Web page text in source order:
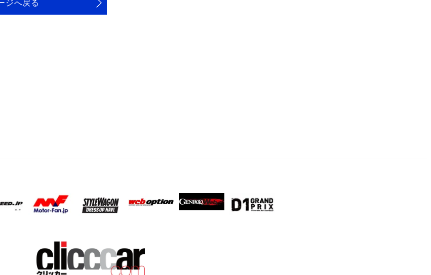
ジへ戻る